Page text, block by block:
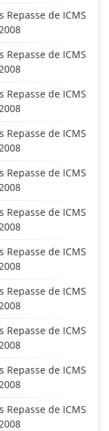
de ICMS
de ICMS
de ICMS
de ICMS
de ICMS
de ICMS
de ICMS
de ICMS
de ICMS
de ICMS
de ICMS